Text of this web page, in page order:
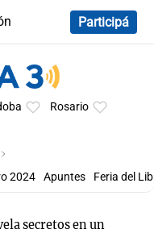
Participá
Rosario
2024 Apuntes Feria del
secretos en un